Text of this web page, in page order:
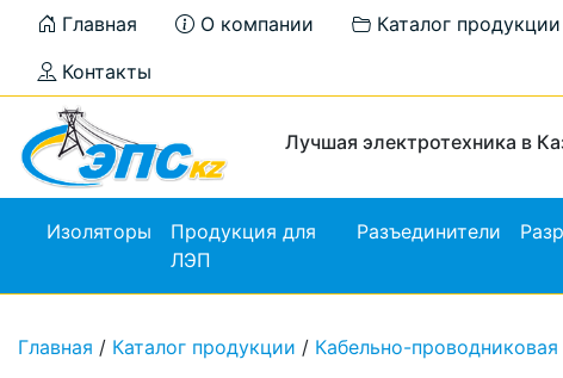
Главная О компании Каталог продукции
Контакты
Лучшая электротехника в
Изоляторы
Продукция для
ЛЭП
Разъединители
Главная / Каталог продукции / Кабельно-